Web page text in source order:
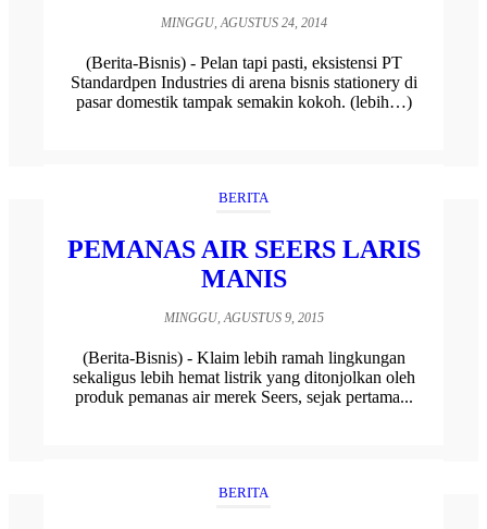
MINGGU, AGUSTUS 24, 2014
(Berita-Bisnis) - Pelan tapi pasti, eksistensi PT
Standardpen Industries di arena bisnis stationery di
pasar domestik tampak semakin kokoh. (lebih…)
BERITA
PEMANAS AIR SEERS LARIS
MANIS
MINGGU, AGUSTUS 9, 2015
(Berita-Bisnis) - Klaim lebih ramah lingkungan
sekaligus lebih hemat listrik yang ditonjolkan oleh
produk pemanas air merek Seers, sejak pertama...
BERITA